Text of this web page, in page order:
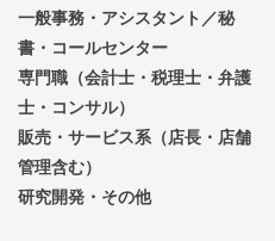
一般事務・アシスタント／秘
書・コールセンター
専門職（会計士・税理士・弁護
士・コンサル）
販売・サービス系（店長・店舗
管理含む）
研究開発・その他